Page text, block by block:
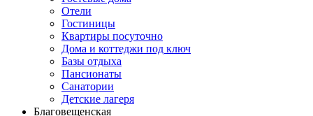
Отели
Гостиницы
Квартиры посуточно
Дома и коттеджи под ключ
Базы отдыха
Пансионаты
Санатории
Детские лагеря
Благовещенская